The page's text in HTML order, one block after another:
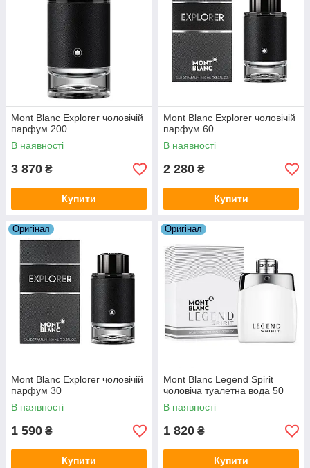
Mont Blanc Explorer чоловічій
парфум 200
В наявності
3 870 ₴
Купити
Mont Blanc Explorer чоловічій
парфум 60
В наявності
2 280 ₴
Купити
Оригiнал
Mont Blanc Explorer чоловічій
парфум 30
В наявності
1 590 ₴
Купити
Оригiнал
Mont Blanc Legend Spirit
чоловіча туалетна вода 50
В наявності
1 820 ₴
Купити